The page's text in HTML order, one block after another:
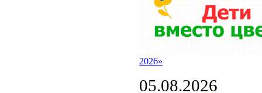
2026»
05.08.2026